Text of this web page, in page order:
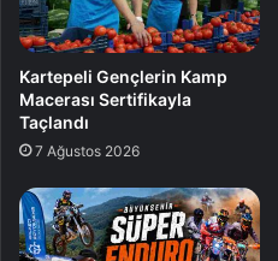
Kartepeli Gençlerin Kamp
Macerası Sertifikayla
Taçlandı
7 Ağustos 2026